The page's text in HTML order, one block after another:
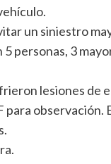
un siniestro
personas, 3
lesiones de
para observación.